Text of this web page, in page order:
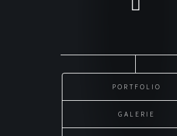
PORTFOLIO
GALERIE